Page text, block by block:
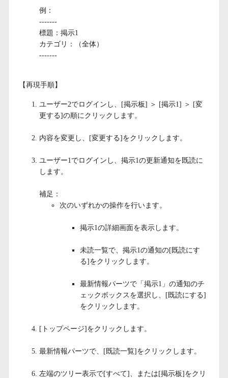
例：
-------
標題：掲示1
カテゴリ：（全体）
-------
【再現手順】
ユーザー2でログインし、[掲示板] ＞ [掲示1] ＞ [変
更する]の順にクリックします。
内容を変更し、[変更する]をクリックします。
ユーザー1でログインし、掲示1の更新通知を既読に
します。
補足：
次のいずれかの操作を行います。
掲示1の詳細画面を表示します。
未読一覧で、掲示1の通知の[既読にす
る]をクリックします。
最新情報パーツで「掲示1」の通知のチ
ェックボックスを選択し、[既読にする]
をクリックします。
[トップページ]をクリックします。
最新情報パーツで、[既読一覧]をクリックします。
左端のツリー表示で[すべて]、または[掲示板]をクリ